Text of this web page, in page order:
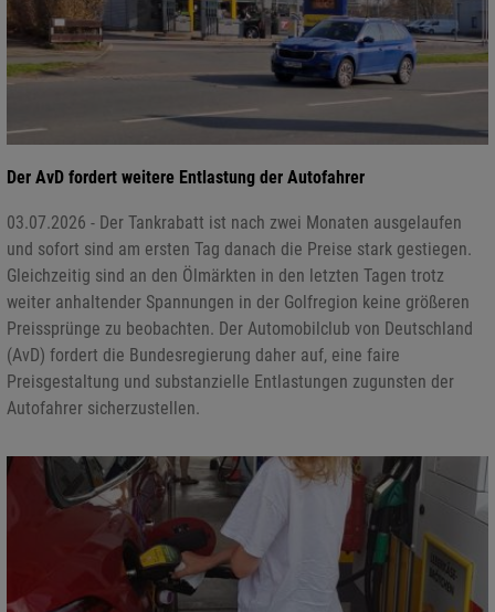
Der AvD fordert weitere Entlastung der Autofahrer
03.07.2026 - Der Tankrabatt ist nach zwei Monaten ausgelaufen
und sofort sind am ersten Tag danach die Preise stark gestiegen.
Gleichzeitig sind an den Ölmärkten in den letzten Tagen trotz
weiter anhaltender Spannungen in der Golfregion keine größeren
Preissprünge zu beobachten. Der Automobilclub von Deutschland
(AvD) fordert die Bundesregierung daher auf, eine faire
Preisgestaltung und substanzielle Entlastungen zugunsten der
Autofahrer sicherzustellen.